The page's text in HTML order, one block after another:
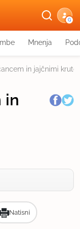
G
Mnenja
in jajčnimi
in
Natisni